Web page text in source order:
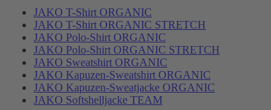
JAKO T-Shirt ORGANIC
JAKO T-Shirt ORGANIC STRETCH
JAKO Polo-Shirt ORGANIC
JAKO Polo-Shirt ORGANIC STRETCH
JAKO Sweatshirt ORGANIC
JAKO Kapuzen-Sweatshirt ORGANIC
JAKO Kapuzen-Sweatjacke ORGANIC
JAKO Softshelljacke TEAM